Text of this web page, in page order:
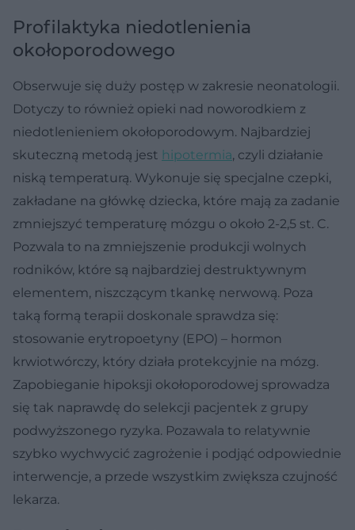
Profilaktyka niedotlenienia
okołoporodowego
Obserwuje się duży postęp w zakresie neonatologii.
Dotyczy to również opieki nad noworodkiem z
niedotlenieniem okołoporodowym. Najbardziej
skuteczną metodą jest hipotermia, czyli działanie
niską temperaturą. Wykonuje się specjalne czepki,
zakładane na główkę dziecka, które mają za zadanie
zmniejszyć temperaturę mózgu o około 2-2,5 st. C.
Pozwala to na zmniejszenie produkcji wolnych
rodników, które są najbardziej destruktywnym
elementem, niszczącym tkankę nerwową. Poza
taką formą terapii doskonale sprawdza się:
stosowanie erytropoetyny (EPO) – hormon
krwiotwórczy, który działa protekcyjnie na mózg.
Zapobieganie hipoksji okołoporodowej sprowadza
się tak naprawdę do selekcji pacjentek z grupy
podwyższonego ryzyka. Pozawala to relatywnie
szybko wychwycić zagrożenie i podjąć odpowiednie
interwencje, a przede wszystkim zwiększa czujność
lekarza.